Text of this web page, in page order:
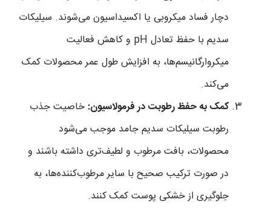
دچار فساد میکروبی یا اکسیداسیون می‌شوند. سیلیکات
سدیم با حفظ تعادل pH و کاهش فعالیت
میکروارگانیسم‌ها، به افزایش طول عمر محصولات کمک
می‌کند.
کمک به حفظ رطوبت در فرمولاسیون: خاصیت جذب
رطوبت سیلیکات سدیم جامد موجب می‌شود
محصولات، بافت مرطوب و لطیف‌تری داشته باشند و
در صورت ترکیب صحیح با سایر مرطوب‌کننده‌ها، به
جلوگیری از خشکی پوست کمک کنند.